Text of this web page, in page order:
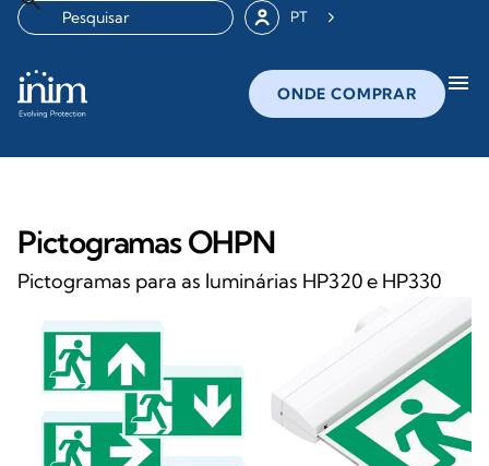
PT
ONDE COMPRAR menu
Pictogramas OHPN
Pictogramas para as luminárias HP320 e HP330